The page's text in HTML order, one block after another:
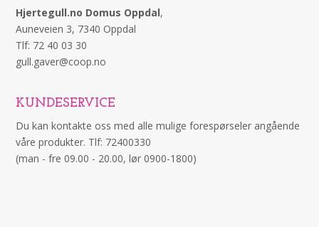
Hjertegull.no Domus Oppdal,
Auneveien 3, 7340 Oppdal
Tlf: 72 40 03 30
gull.gaver@coop.no
KUNDESERVICE
Du kan kontakte oss med alle mulige forespørseler angående
våre produkter. Tlf: 72400330
(man - fre 09.00 - 20.00, lør 0900-1800)